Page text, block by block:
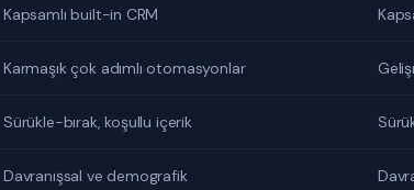
Kapsamlı built-in CRM
Karmaşık çok adımlı otomasyonlar
Sürükle-bırak, koşullu içerik
Davranışsal ve demografik